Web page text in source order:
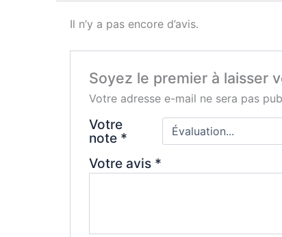
Il n’y a pas encore d’avis.
Soyez le premier à laisser
Votre adresse e-mail ne sera pas
Votre
note *
Votre avis *